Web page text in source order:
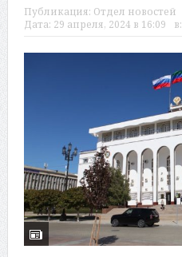
Публикация: Отдел новостей
Дата: 29 апреля, 2024 в 16:09 в: